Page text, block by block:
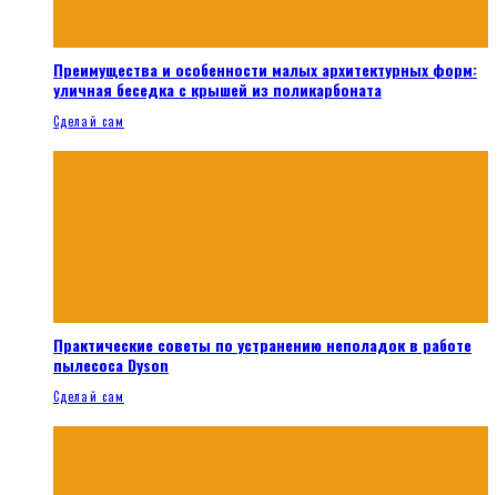
Преимущества и особенности малых архитектурных форм:
уличная беседка с крышей из поликарбоната
Сделай сам
Практические советы по устранению неполадок в работе
пылесоса Dyson
Сделай сам